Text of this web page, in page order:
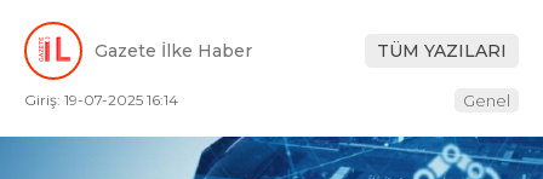
Gazete İlke Haber TÜM YAZILARI
Giriş: 19-07-2025 16:14 Genel